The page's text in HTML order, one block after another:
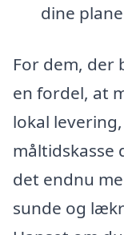
dine
For dem, der
en fordel, at
lokal
måltidskasse
det endnu
sunde og